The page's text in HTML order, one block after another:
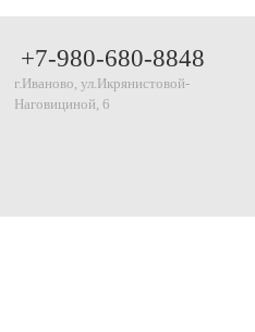
+7-980-680-8848
г.Иваново, ул.Икрянистовой-
Наговициной, 6